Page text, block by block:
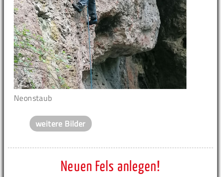
Neonstaub
weitere Bilder
Neuen Fels anlegen!